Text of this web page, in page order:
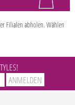
Filialen abholen. Wählen